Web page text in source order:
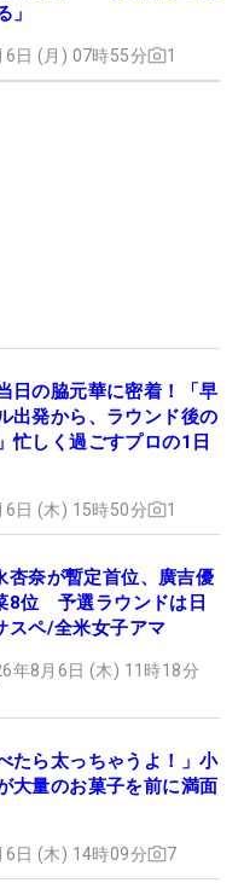
」
6日 (月) 07時55分 1
日の脇元華に密着！「早
出発から、ラウンド後の
忙しく過ごすプロの1日
6日 (木) 15時50分 1
杏奈が暫定首位、廣吉優
8位 予選ラウンドは日
スペ/全米女子アマ
年8月6日 (木) 11時18分
たら太っちゃうよ！」小
大量のお菓子を前に満面
6日 (木) 14時09分 7